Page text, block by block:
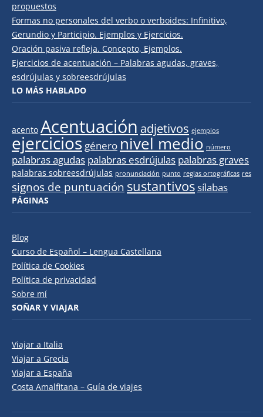
propuestos
Formas no personales del verbo o verboides: Infinitivo,
Gerundio y Participio. Ejemplos y Ejercicios.
Oración pasiva refleja. Concepto, Ejemplos.
Ejercicios de acentuación – Palabras agudas, graves,
esdrújulas y sobreesdrújulas
LO MÁS HABLADO
acento Acentuación adjetivos ejemplos
ejercicios género nivel medio número
palabras agudas palabras esdrújulas palabras graves
palabras sobreesdrújulas pronunciación punto reglas ortográficas res
signos de puntuación sustantivossílabas
PÁGINAS
Blog
Curso de Español – Lengua Castellana
Política de Cookies
Política de privacidad
Sobre mí
SOÑAR Y VIAJAR
Viajar a Italia
Viajar a Grecia
Viajar a España
Costa Amalfitana – Guía de viajes